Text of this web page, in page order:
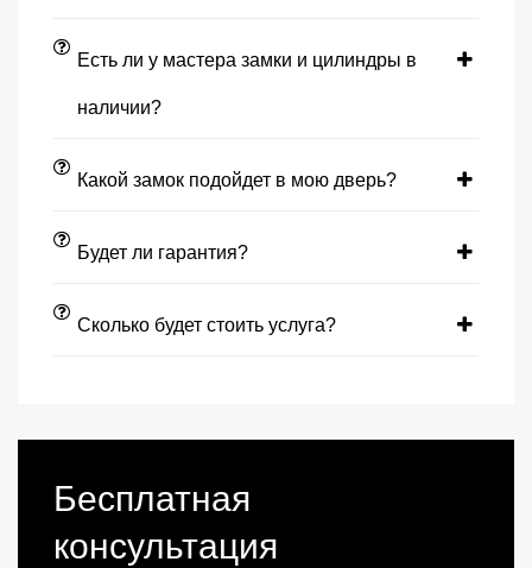
Есть ли у мастера замки и цилиндры в
наличии?
Какой замок подойдет в мою дверь?
Будет ли гарантия?
Сколько будет стоить услуга?
Бесплатная
консультация